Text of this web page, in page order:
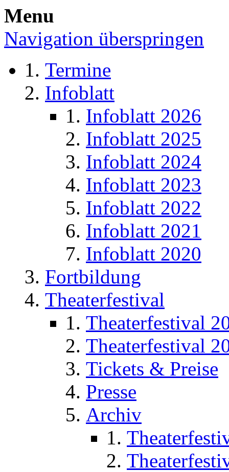
Menu
Navigation überspringen
Termine
Infoblatt
Infoblatt 2026
Infoblatt 2025
Infoblatt 2024
Infoblatt 2023
Infoblatt 2022
Infoblatt 2021
Infoblatt 2020
Fortbildung
Theaterfestival
Theaterfestival
Theaterfestival
Tickets & Preise
Presse
Archiv